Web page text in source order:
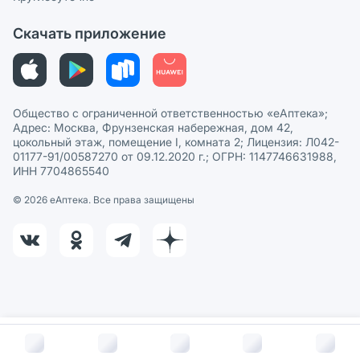
В корзину за
Политика рекомендаций
Этика и соответствие
Политика в отношении обработки персональных данных
Скачать приложение
Общество с ограниченной ответственностью «еАптека»;
Адрес: Москва, Фрунзенская набережная, дом 42,
цокольный этаж, помещение I, комната 2; Лицензия: Л042-
01177-91/00587270 от 09.12.2020 г.; ОГРН: 1147746631988,
ИНН 7704865540
© 2026 eАптека. Все права защищены